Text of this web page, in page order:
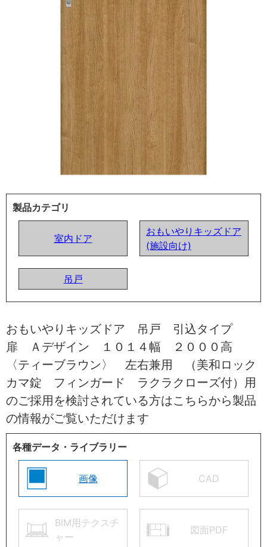
製品カテゴリ
室内ドア
おもいやりキッズドア
(施設向け)
吊戸
おもいやりキッズドア 吊戸 引込タイプ
扉 Ａデザイン １０１４幅 ２０００高
〈ティーブラウン〉 左右兼用 （美和ロック
カマ錠 フィンガード ラクラクローズ付）用
のご採用を検討されている方はこちらから製品
の情報がご覧いただけます
各種データ・ライブラリー
画像 CAD
BIM用テクスチ
ャー
図面PDF